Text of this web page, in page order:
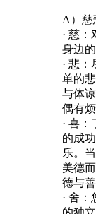
A）慈
· 慈
身边
· 悲
单的
与体
偶有
· 喜
的成
乐。
美德
德与善
· 舍